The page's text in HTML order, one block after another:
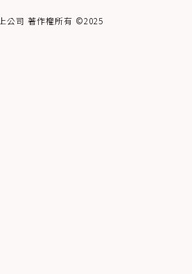
公司 著作權所有 ©2025